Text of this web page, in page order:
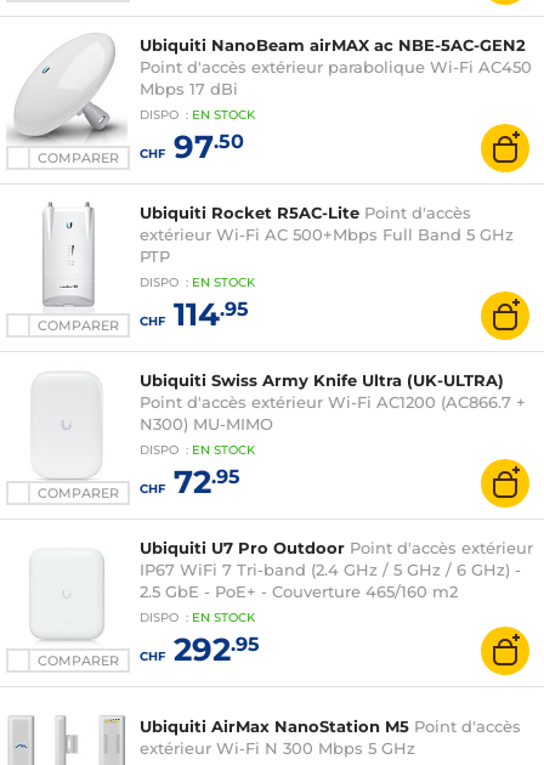
COMPARER
Ubiquiti NanoBeam airMAX ac NBE-5AC-GEN2
Point d'accès extérieur parabolique Wi-Fi AC450
Mbps 17 dBi
DISPO : EN STOCK
CHF97.50
COMPARER
Ubiquiti Rocket R5AC-Lite Point d'accès
extérieur Wi-Fi AC 500+Mbps Full Band 5 GHz
PTP
DISPO : EN STOCK
CHF114.95
COMPARER
Ubiquiti Swiss Army Knife Ultra (UK-ULTRA)
Point d'accès extérieur Wi-Fi AC1200 (AC866.7 +
N300) MU-MIMO
DISPO : EN STOCK
CHF72.95
COMPARER
Ubiquiti U7 Pro Outdoor Point d'accès extérieur
IP67 WiFi 7 Tri-band (2.4 GHz / 5 GHz / 6 GHz) -
2.5 GbE - PoE+ - Couverture 465/160 m2
DISPO : EN STOCK
CHF292.95
Ubiquiti AirMax NanoStation M5 Point d'accès
extérieur Wi-Fi N 300 Mbps 5 GHz